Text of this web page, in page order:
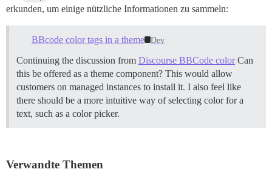
erkunden, um einige nützliche Informationen zu sammeln:
BBcode color tags in a theme Dev
Continuing the discussion from Discourse BBCode colorCan
this be offered as a theme component? This would allow
customers on managed instances to install it. I also feel like
there should be a more intuitive way of selecting color for a
text, such as a color picker.
Verwandte Themen